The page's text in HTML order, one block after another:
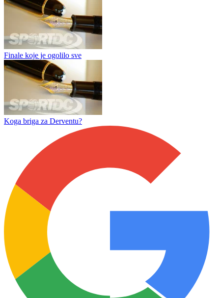
Meksiko – Srbija 5:1: Poraz koji otvara pitanje – čemu sve ovo?
Kad se takmičenje pretvori u cirkus
Finale koje je ogolilo sve
Koga briga za Derventu?